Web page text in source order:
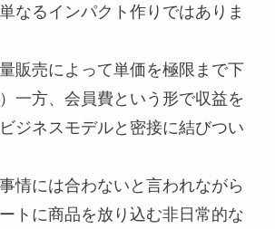
なるインパクト作りではありま
販売によって単価を極限まで下
一方、会員費という形で収益を
ジネスモデルと密接に結びつい
情には合わないと言われながら
トに商品を放り込む非日常的な